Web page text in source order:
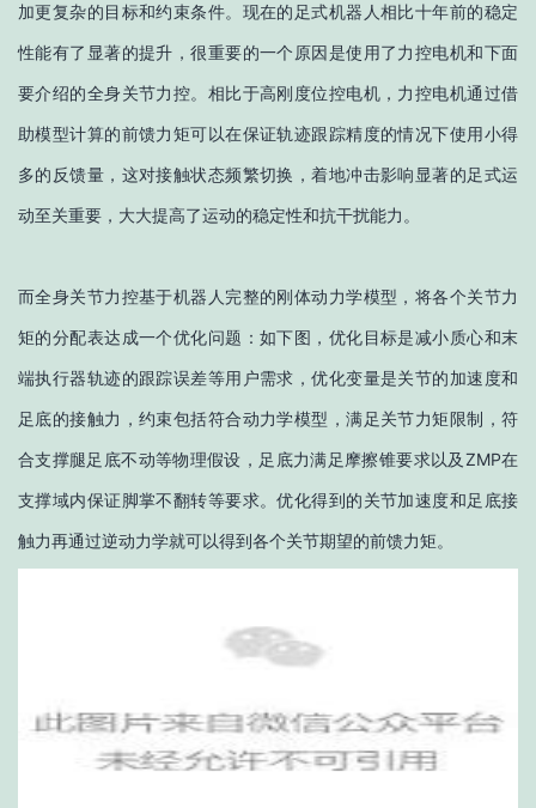
加更复杂的目标和约束条件。现在的足式机器人相比十年前的稳定
性能有了显著的提升，很重要的一个原因是使用了力控电机和下面
要介绍的全身关节力控。相比于高刚度位控电机，力控电机通过借
助模型计算的前馈力矩可以在保证轨迹跟踪精度的情况下使用小得
多的反馈量，这对接触状态频繁切换，着地冲击影响显著的足式运
动至关重要，大大提高了运动的稳定性和抗干扰能力。
而全身关节力控基于机器人完整的刚体动力学模型，将各个关节力
矩的分配表达成一个优化问题：如下图，优化目标是减小质心和末
端执行器轨迹的跟踪误差等用户需求，优化变量是关节的加速度和
足底的接触力，约束包括符合动力学模型，满足关节力矩限制，符
合支撑腿足底不动等物理假设，足底力满足摩擦锥要求以及ZMP在
支撑域内保证脚掌不翻转等要求。优化得到的关节加速度和足底接
触力再通过逆动力学就可以得到各个关节期望的前馈力矩。